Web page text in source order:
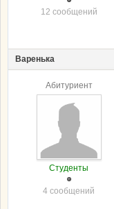
12 сообщений
Варенька
Абитуриент
Студенты
4 сообщений